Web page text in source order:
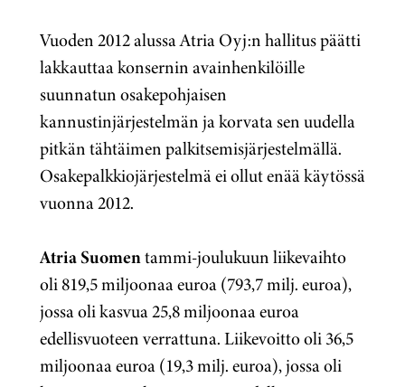
Vuoden 2012 alussa Atria Oyj:n hallitus päätti
lakkauttaa konsernin avainhenkilöille
suunnatun osakepohjaisen
kannustinjärjestelmän ja korvata sen uudella
pitkän tähtäimen palkitsemisjärjestelmällä.
Osakepalkkiojärjestelmä ei ollut enää käytössä
vuonna 2012.
Atria Suomentammi-joulukuun liikevaihto
oli 819,5 miljoonaa euroa (793,7 milj. euroa),
jossa oli kasvua 25,8 miljoonaa euroa
edellisvuoteen verrattuna. Liikevoitto oli 36,5
miljoonaa euroa (19,3 milj. euroa), jossa oli